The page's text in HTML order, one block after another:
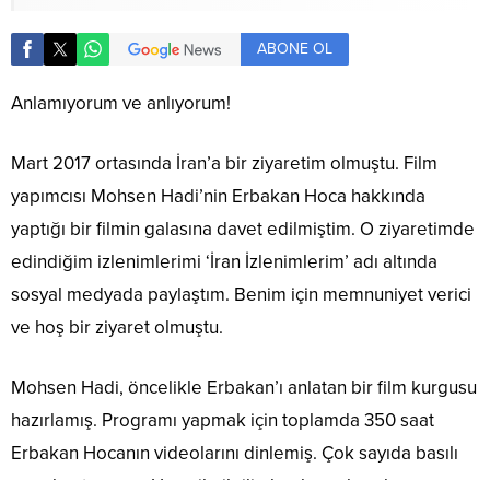
ABONE OL
Anlamıyorum ve anlıyorum!
Mart 2017 ortasında İran’a bir ziyaretim olmuştu. Film
yapımcısı Mohsen Hadi’nin Erbakan Hoca hakkında
yaptığı bir filmin galasına davet edilmiştim. O ziyaretimde
edindiğim izlenimlerimi ‘İran İzlenimlerim’ adı altında
sosyal medyada paylaştım. Benim için memnuniyet verici
ve hoş bir ziyaret olmuştu.
Mohsen Hadi, öncelikle Erbakan’ı anlatan bir film kurgusu
hazırlamış. Programı yapmak için toplamda 350 saat
Erbakan Hocanın videolarını dinlemiş. Çok sayıda basılı